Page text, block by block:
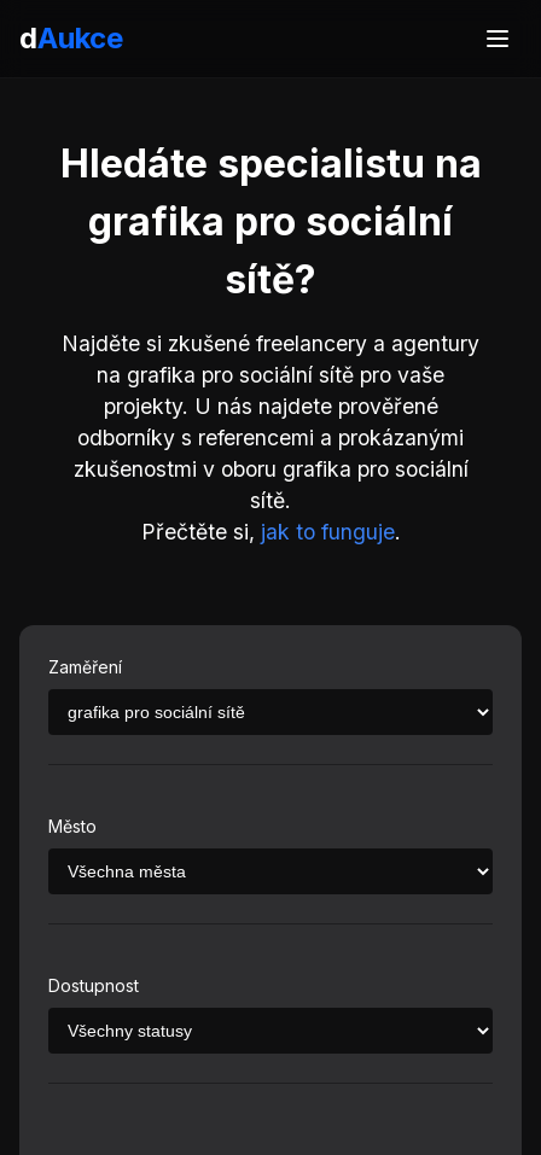
dAukce
Hledáte specialistu na
grafika pro sociální
sítě?
Najděte si zkušené freelancery a agentury
na grafika pro sociální sítě pro vaše
projekty. U nás najdete prověřené
odborníky s referencemi a prokázanými
zkušenostmi v oboru grafika pro sociální
sítě.
Přečtěte si, jak to funguje.
Zaměření
Město
Dostupnost